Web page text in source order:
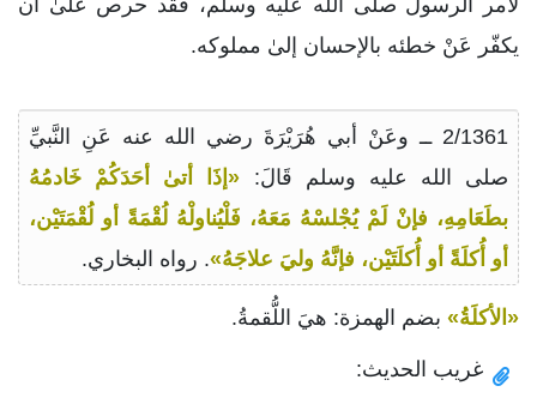
يكفّر عَنْ خطئه بالإحسان إلىٰ مملوكه.
2/1361 ــ وعَنْ أبي هُرَيْرَةَ رضي الله عنه عَنِ النَّبيِّ
صلى الله عليه وسلم قَالَ: «إذَا أتىٰ أحَدَكُمْ خَادمُهُ
بطَعَامِهِ، فإنْ لَمْ يُجْلسْهُ مَعَهُ، فَلْيُناولْهُ لُقْمَةً أو لُقْمَتَيْن،
أو أُكلَةً أو أُكلَتَيْن، فإنَّهُ وليَ علاجَهُ». رواه البخاري.
«الأكلَةُ» بضم الهمزة: هيَ اللُّقمةُ.
غريب الحديث: